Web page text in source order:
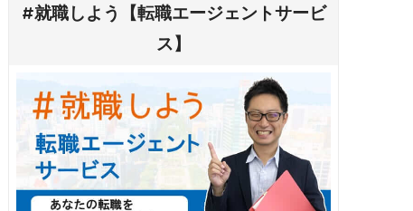
#就職しよう【転職エージェントサービ
ス】